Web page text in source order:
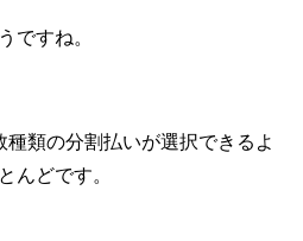
ですね。
類の分割払いが選択できるよ
んどです。